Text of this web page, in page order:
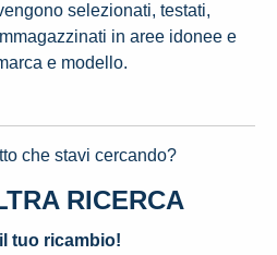
selezionati, testati,
in aree idonee e
e modello.
che stavi cercando?
RICERCA
tuo ricambio!